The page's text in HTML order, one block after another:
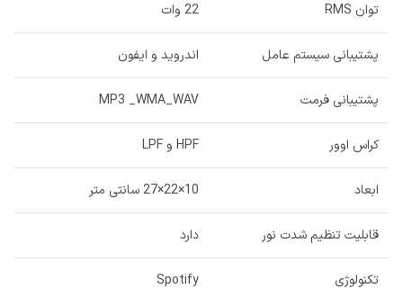
توان RMS 22 وات
پشتیبانی سیستم عامل اندروید و ایفون
پشتیبانی فرمت MP3 _WMA_WAV
کراس اوور HPF و LPF
ابعاد 10×22×27 سانتی متر
قابلیت تنظیم شدت نور دارد
تکنولوژی Spotify